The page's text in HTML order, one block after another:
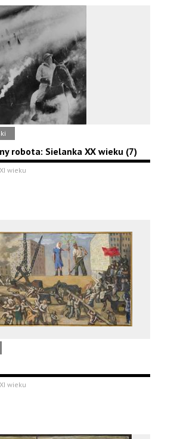
robota: Sielanka XX wieku (7)
wieku
wieku